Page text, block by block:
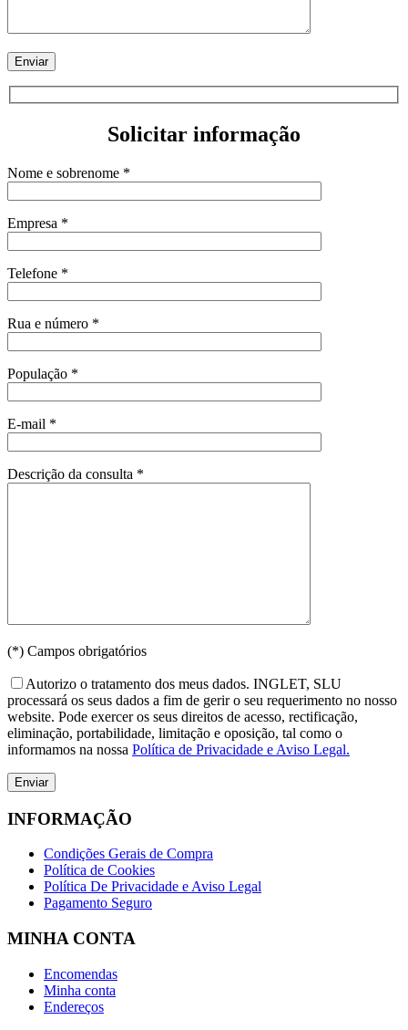
Solicitar informação
Nome e sobrenome *
Empresa *
Telefone *
Rua e número *
População *
E-mail *
Descrição da consulta *
(*) Campos obrigatórios
Autorizo o tratamento dos meus dados. INGLET, SLU
processará os seus dados a fim de gerir o seu requerimento no nosso
website. Pode exercer os seus direitos de acesso, rectificação,
eliminação, portabilidade, limitação e oposição, tal como o
informamos na nossa Política de Privacidade e Aviso Legal.
INFORMAÇÃO
Condições Gerais de Compra
Política de Cookies
Política De Privacidade e Aviso Legal
Pagamento Seguro
MINHA CONTA
Encomendas
Minha conta
Endereços